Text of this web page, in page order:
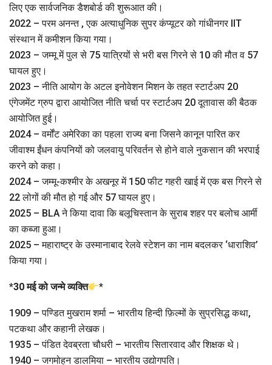
लिए एक सार्वजनिक डैशबोर्ड की शुरूआत की।
2022 – परम अनन्त , एक अत्याधुनिक सुपर कंप्यूटर को गांधीनगर IIT
संस्थान में कमीशन किया गया।
2023 – जम्मू में पुल से 75 यात्रियों से भरी बस गिरने से 10 की मौत व 57
घायल हुए।
2023 – नीति आयोग के अटल इनोवेशन मिशन के तहत स्टार्टअप 20
एंगेजमेंट ग्रुप द्वारा आयोजित नीति चर्चा पर स्टार्टअप 20 दूतावास की बैठक
आयोजित हुई।
2024 – वर्मोंट अमेरिका का पहला राज्य बना जिसने कानून पारित कर
जीवाश्म ईंधन कंपनियों को जलवायु परिवर्तन से होने वाले नुकसान की भरपाई
करने को कहा।
2024 – जम्मू-कश्मीर के अखनूर में 150 फीट गहरी खाई में एक बस गिरने से
22 लोगों की मौत हो गई और 57 घायल हुए।
2025 – BLA ने किया दावा कि बलूचिस्तान के सुराब शहर पर बलोच आर्मी
का कब्जा हुआ।
2025 – महाराष्ट्र के उस्मानाबाद रेलवे स्टेशन का नाम बदलकर ‘धाराशिव’
किया गया।
*30 मई को जन्मे व्यक्ति *
1909 – पण्डित मुखराम शर्मा – भारतीय हिन्दी फ़िल्मों के सुप्रसिद्ध कथा,
पटकथा और कहानी लेखक।
1935 – पंडित देवब्रता चौधरी – भारतीय सितारवाद और शिक्षक थे।
1940 – जगमोहन डालमिया – भारतीय उद्योगपति।